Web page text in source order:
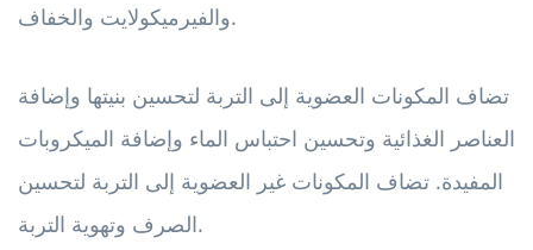
والفيرميكولايت والخفاف.
تضاف المكونات العضوية إلى التربة لتحسين بنيتها وإضافة
العناصر الغذائية وتحسين احتباس الماء وإضافة الميكروبات
المفيدة. تضاف المكونات غير العضوية إلى التربة لتحسين
الصرف وتهوية التربة.